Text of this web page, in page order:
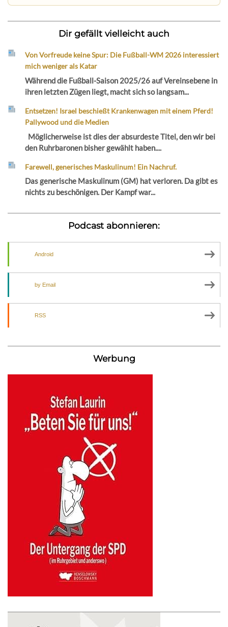
Dir gefällt vielleicht auch
Von Vorfreude keine Spur: Die Fußball-WM 2026 interessiert
mich weniger als Katar
Während die Fußball-Saison 2025/26 auf Vereinsebene in
ihren letzten Zügen liegt, macht sich so langsam...
Entsetzen! Israel beschießt Krankenwagen mit einem Pferd!
Pallywood und die Medien
Möglicherweise ist dies der absurdeste Titel, den wir bei
den Ruhrbaronen bisher gewählt haben....
Farewell, generisches Maskulinum! Ein Nachruf.
Das generische Maskulinum (GM) hat verloren. Da gibt es
nichts zu beschönigen. Der Kampf war...
Podcast abonnieren:
Android
by Email
RSS
Werbung